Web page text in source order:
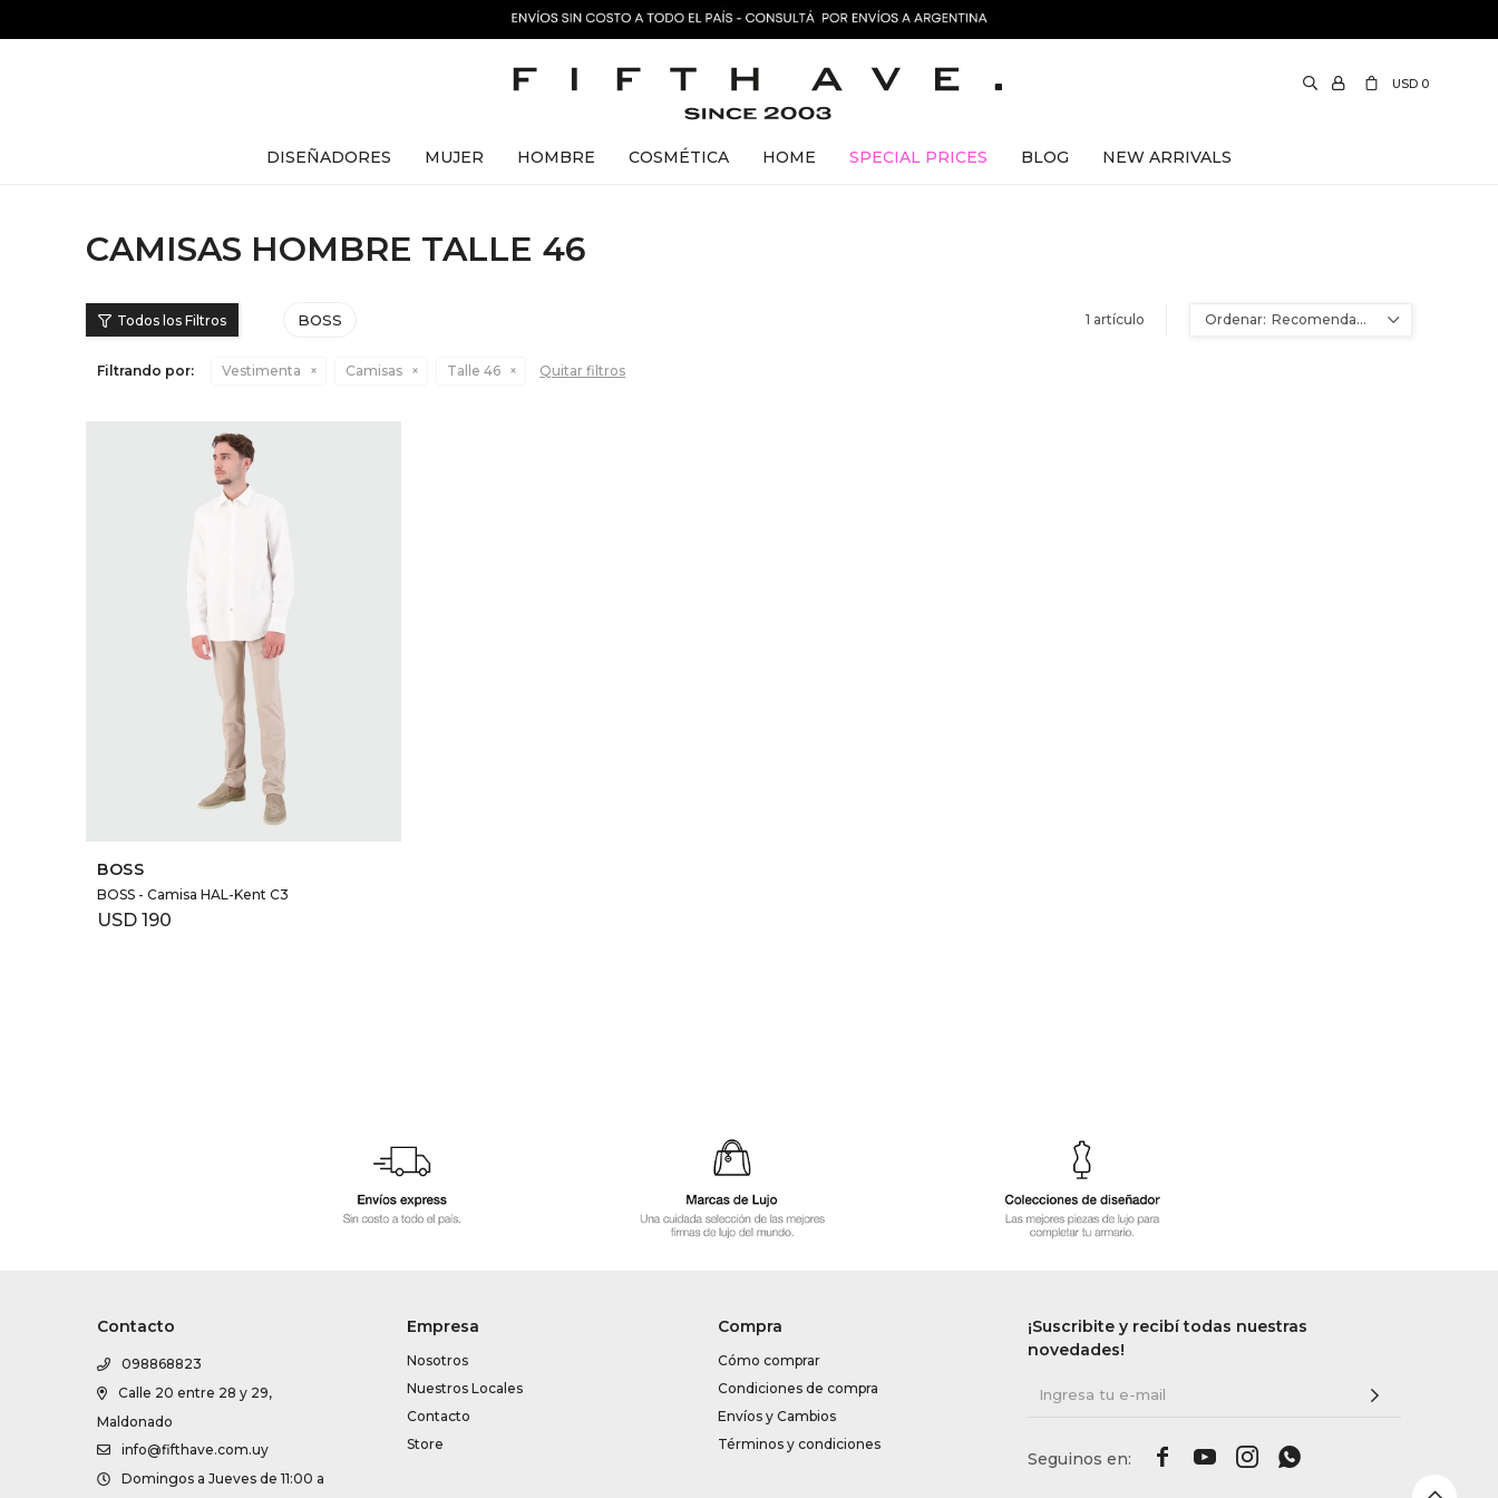
DISEÑADORES MUJER HOMBRE COSMÉTICA HOME SPECIAL PRICES BLOG NEW ARRIVALS
USD 0
CAMISAS HOMBRE TALLE 46
BOSS 1 artículo Recomendados
Filtrando por: Vestimenta Camisas Talle 46 Quitar filtros
SELECCIONAR TALLE
BOSS
BOSS - Camisa HAL-Kent C3
USD 190
Contacto
098868823
Calle 20 entre 28 y 29,
Maldonado
info@fifthave.com.uy
Domingos a Jueves de 11:00 a
Empresa
Nosotros
Nuestros Locales
Contacto
Store
Compra
Cómo comprar
Condiciones de compra
Envíos y Cambios
Términos y condiciones
¡Suscribite y recibí todas nuestras
novedades!
   